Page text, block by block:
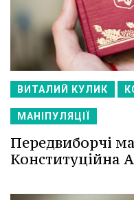
ВИТАЛИЙ КУЛИК
МАНІПУЛЯЦІЇ
Передвиборчі
Конституційна